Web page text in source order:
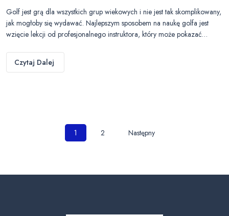
Golf jest grą dla wszystkich grup wiekowych i nie jest tak skomplikowany,
jak mogłoby się wydawać. Najlepszym sposobem na naukę golfa jest
wzięcie lekcji od profesjonalnego instruktora, który może pokazać…
Czytaj Dalej
Nawigacja
1 2 Następny